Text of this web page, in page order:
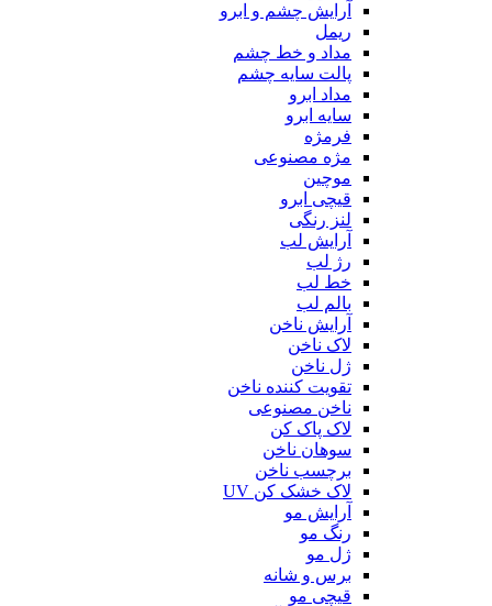
آرایش چشم و ابرو
ریمل
مداد و خط چشم
پالت سایه چشم
مداد ابرو
سایه ابرو
فرمژه
مژه مصنوعی
موچین
قیچی ابرو
لنز رنگی
آرایش لب
رژ لب
خط لب
بالم لب
آرایش ناخن
لاک ناخن
ژل ناخن
تقویت کننده ناخن
ناخن مصنوعی
لاک پاک کن
سوهان ناخن
برچسب ناخن
لاک خشک کن UV
آرایش مو
رنگ مو
ژل مو
برس و شانه
قیچی مو